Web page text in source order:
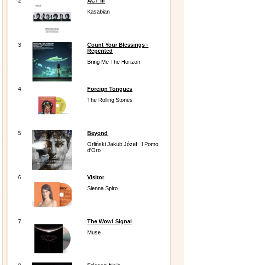
Kasabian
3
Count Your Blessings -
Repented
Bring Me The Horizon
4
Foreign Tongues
The Rolling Stones
5
Beyond
Orliński Jakub Józef, Il Pomo
d'Oro
6
Visitor
Sienna Spiro
7
The Wow! Signal
Muse